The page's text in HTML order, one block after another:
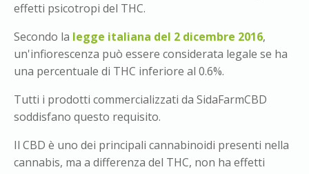
effetti psicotropi del THC.
Secondo la legge italiana del 2 dicembre 2016,
un'infiorescenza può essere considerata legale se ha
una percentuale di THC inferiore al 0.6%.
Tutti i prodotti commercializzati da SidaFarmCBD
soddisfano questo requisito.
Il CBD è uno dei principali cannabinoidi presenti nella
cannabis, ma a differenza del THC, non ha effetti